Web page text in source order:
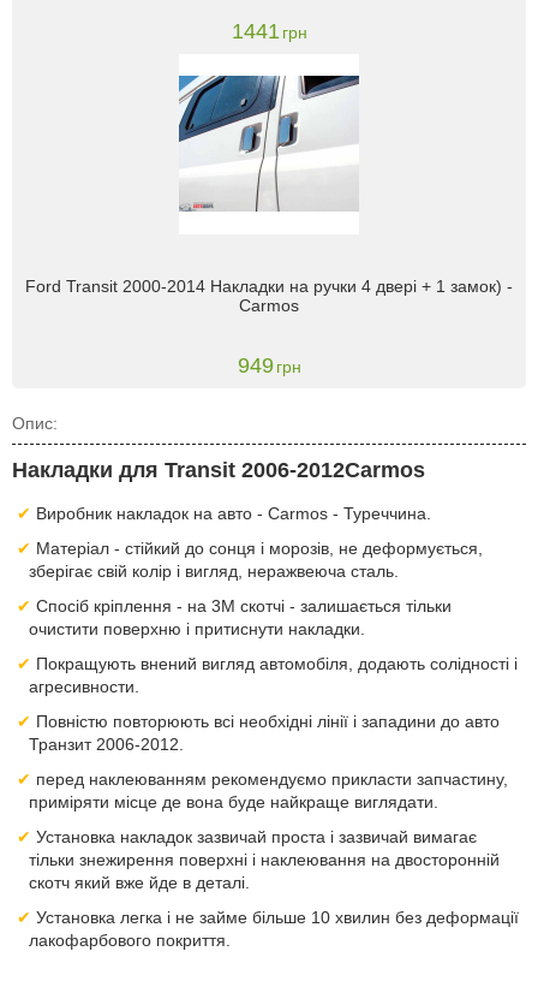
1441 грн
Ford Transit 2000-2014 Накладки на ручки 4 двері + 1 замок) -
Carmos
949 грн
Опис:
Накладки для Transit 2006-2012Carmos
Виробник накладок на авто - Carmos - Туреччина.
Матеріал - стійкий до сонця і морозів, не деформується,
зберігає свій колір і вигляд, неражвеюча сталь.
Спосіб кріплення - на 3М скотчі - залишається тільки
очистити поверхню і притиснути накладки.
Покращують внений вигляд автомобіля, додають солідності і
агресивности.
Повністю повторюють всі необхідні лінії і западини до авто
Транзит 2006-2012.
перед наклеюванням рекомендуємо прикласти запчастину,
приміряти місце де вона буде найкраще виглядати.
Установка накладок зазвичай проста і зазвичай вимагає
тільки знежирення поверхні і наклеювання на двосторонній
скотч який вже йде в деталі.
Установка легка і не займе більше 10 хвилин без деформації
лакофарбового покриття.